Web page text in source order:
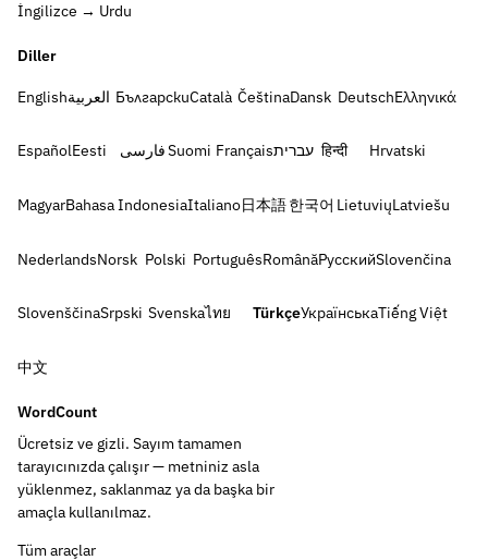
İngilizce → Urdu
Diller
Englishالعربية БългарскиCatalà ČeštinaDansk DeutschΕλληνικά
EspañolEesti فارسیSuomi Françaisעברית हिन्दी Hrvatski
MagyarBahasa IndonesiaItaliano日本語한국어 LietuviųLatviešu
NederlandsNorsk Polski PortuguêsRomânăРусскийSlovenčina
SlovenščinaSrpski Svenskaไทย TürkçeУкраїнськаTiếng Việt
中文
WordCount
Ücretsiz ve gizli. Sayım tamamen
tarayıcınızda çalışır — metniniz asla
yüklenmez, saklanmaz ya da başka bir
amaçla kullanılmaz.
Tüm araçlar